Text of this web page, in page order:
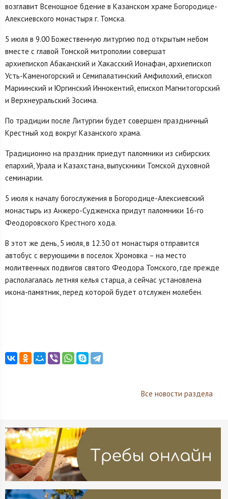
возглавит Всенощное бдение в Казанском храме Богородице-
Алексиевского монастыря г. Томска.
5 июля в 9.00 Божественную литургию под открытым небом
вместе с главой Томской митрополии совершат
архиепископ Абаканский и Хакасский Ионафан, архиепископ
Усть-Каменогорский и Семипалатинский Амфилохий, епископ
Мариинский и Юргинский Иннокентий, епископ Магнитогорский
и Верхнеуральский Зосима.
По традиции после Литургии будет совершен праздничный
Крестный ход вокруг Казанского храма.
Традиционно на праздник приедут паломники из сибирских
епархий, Урала и Казахстана, выпускники Томской духовной
семинарии.
5 июля к началу богослужения в Богородице-Алексиевский
монастырь из Анжеро-Судженска придут паломники 16-го
Феодоровского Крестного хода.
В этот же день, 5 июля, в 12.30 от монастыря отправится
автобус с верующими в поселок Хромовка – на место
молитвенных подвигов святого Феодора Томского, где прежде
располагалась летняя келья старца, а сейчас установлена
икона-памятник, перед которой будет отслужен молебен.
Все новости раздела